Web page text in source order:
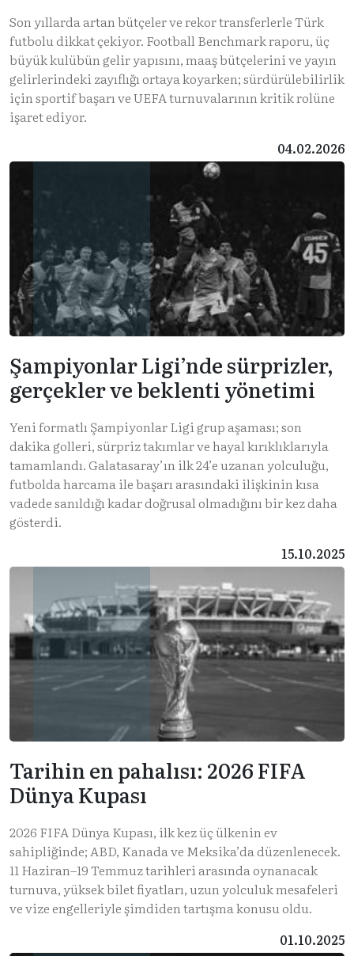
Son yıllarda artan bütçeler ve rekor transferlerle Türk
futbolu dikkat çekiyor. Football Benchmark raporu, üç
büyük kulübün gelir yapısını, maaş bütçelerini ve yayın
gelirlerindeki zayıflığı ortaya koyarken; sürdürülebilirlik
için sportif başarı ve UEFA turnuvalarının kritik rolüne
işaret ediyor.
04.02.2026
Şampiyonlar Ligi’nde sürprizler,
gerçekler ve beklenti yönetimi
Yeni formatlı Şampiyonlar Ligi grup aşaması; son
dakika golleri, sürpriz takımlar ve hayal kırıklıklarıyla
tamamlandı. Galatasaray’ın ilk 24’e uzanan yolculuğu,
futbolda harcama ile başarı arasındaki ilişkinin kısa
vadede sanıldığı kadar doğrusal olmadığını bir kez daha
gösterdi.
15.10.2025
Tarihin en pahalısı: 2026 FIFA
Dünya Kupası
2026 FIFA Dünya Kupası, ilk kez üç ülkenin ev
sahipliğinde; ABD, Kanada ve Meksika’da düzenlenecek.
11 Haziran–19 Temmuz tarihleri arasında oynanacak
turnuva, yüksek bilet fiyatları, uzun yolculuk mesafeleri
ve vize engelleriyle şimdiden tartışma konusu oldu.
01.10.2025